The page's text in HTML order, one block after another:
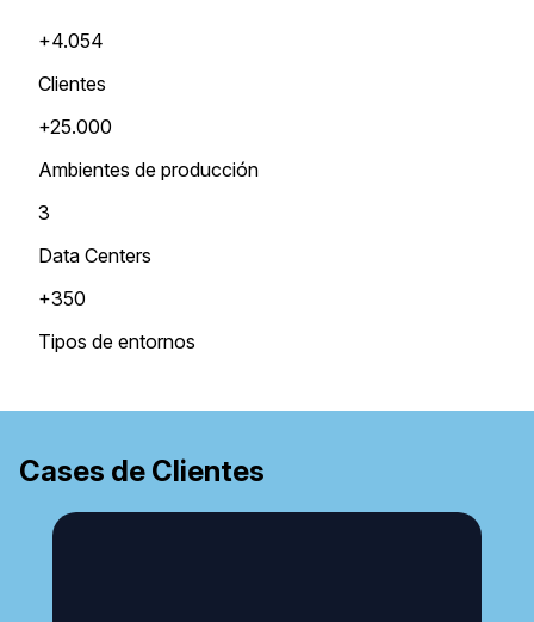
+4.054
Clientes
+25.000
Ambientes de producción
3
Data Centers
+350
Tipos de entornos
Cases de Clientes